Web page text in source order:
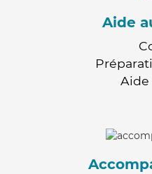
Aide
Aide